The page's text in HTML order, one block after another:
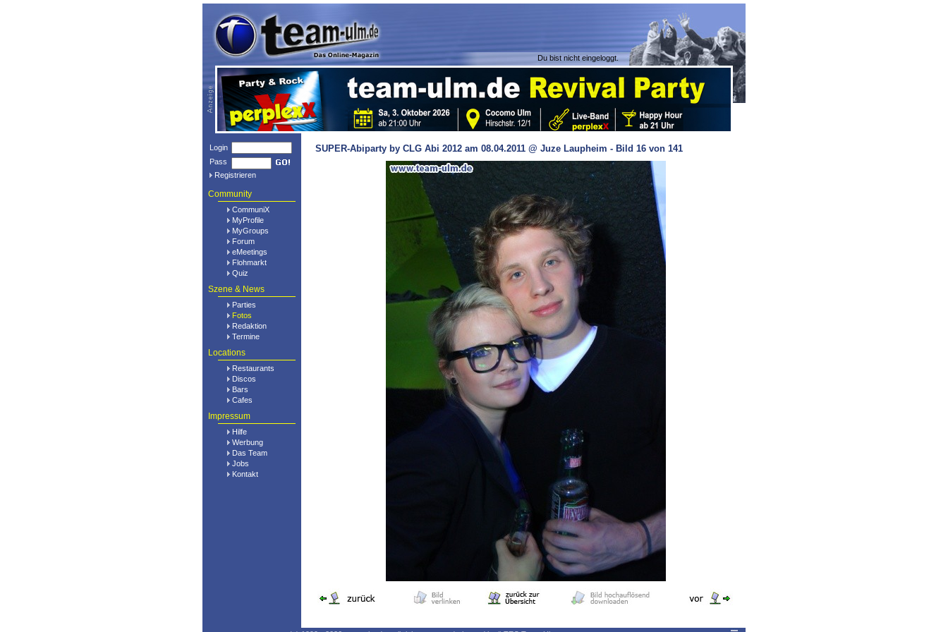
Du bist nicht eingeloggt.
Login
Pass
Registrieren
Community
CommuniX
MyProfile
MyGroups
Forum
eMeetings
Flohmarkt
Quiz
Szene & News
Parties
Fotos
Redaktion
Termine
Locations
Restaurants
Discos
Bars
Cafes
Impressum
Hilfe
Werbung
Das Team
Jobs
Kontakt
SUPER-Abiparty by CLG Abi 2012 am 08.04.2011 @ Juze Laupheim - Bild 16 von 141